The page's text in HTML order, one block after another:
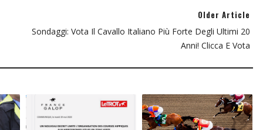
Older Article
Sondaggi: Vota Il Cavallo Italiano Più Forte Degli Ultimi 20
Anni! Clicca E Vota